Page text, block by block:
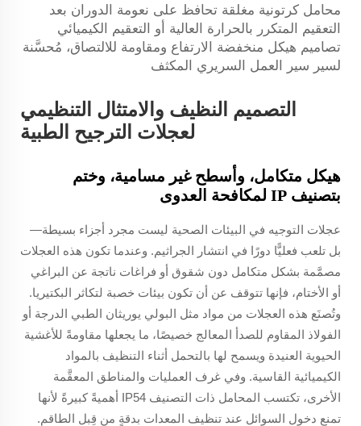
محامل كرتونية مغلقة تحافظ على نعومة الدوران بعد
التعقيم المتكرر بالحرارة العالية أو التعقيم الكيميائي
تصاميم هيكل منخفضة الارتفاع ومقاومة للالتصاق، مُحسَّنة
لسير سير العمل السريري المكثف
التصميم النظيف والامتثال التنظيمي
لعجلات الترجيح الطبية
هيكل متكامل، وأسطح غير مسامية، وختم
بتصنيف IP لمكافحة العدوى
عجلات التوجيه في البيئات الصحية ليست مجرد أجزاء بسيطة—
بل تلعب فعليًّا دورًا في انتشار الجراثيم. وعندما تكون هذه العجلات
مصمَّمة بشكل متكامل دون شقوق أو فراغات ناتجة عن البراغي
أو الأختام، فإنها تتوقف عن أن تكون بيئات خصبة لتكاثر البكتيريا.
وتُصنَع هذه العجلات من مواد مثل البولي يوريثان الطبي الدرجة أو
الفولاذ المقاوم للصدأ المعالج خصيصًا، ما يجعلها مقاومةً للأغشية
الحيوية العنيدة ويسمح لها بالتحمل أثناء التنظيف بالمواد
الكيميائية القاسية. وفي غرف العمليات والمناطق المعقَّمة
الأخرى، تكتسب المحامل ذات التصنيف IP54 أهميةً كبيرةً لأنها
تمنع دخول السوائل عند تنظيف المعدات بدقةٍ من قِبل الطاقم.